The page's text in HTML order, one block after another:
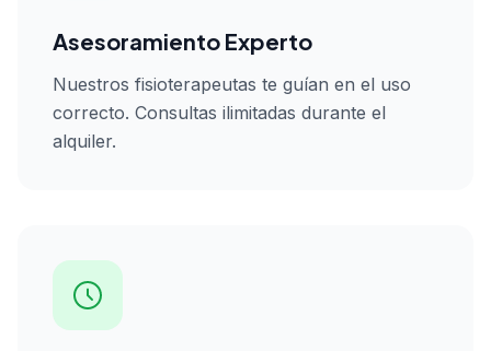
Asesoramiento Experto
Nuestros fisioterapeutas te guían en el uso
correcto. Consultas ilimitadas durante el
alquiler.